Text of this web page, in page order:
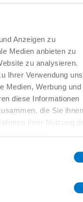
Anzeigen zu
Medien anbieten zu
zu analysieren.
Ihrer Verwendung
Medien, Werbung und
diese Informationen
die Sie ihnen
Ihrer Nutzung